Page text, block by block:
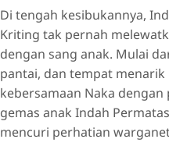
Di tengah kesibukannya,
Kriting tak pernah
dengan sang anak. Mulai
pantai, dan tempat
kebersamaan Naka dengan
gemas anak Indah
mencuri perhatian